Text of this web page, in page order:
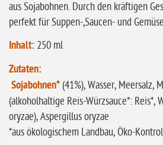
aus Sojabohnen. Durch den kräftigen
perfekt für Suppen-,Saucen- und
Inhalt: 250 ml
Zutaten:
Sojabohnen* (41%), Wasser, Meersalz,
(alkoholhaltige Reis-Würzsauce*: Reis*,
oryzae), Aspergillus oryzae
*aus ökologischem Landbau, Öko-